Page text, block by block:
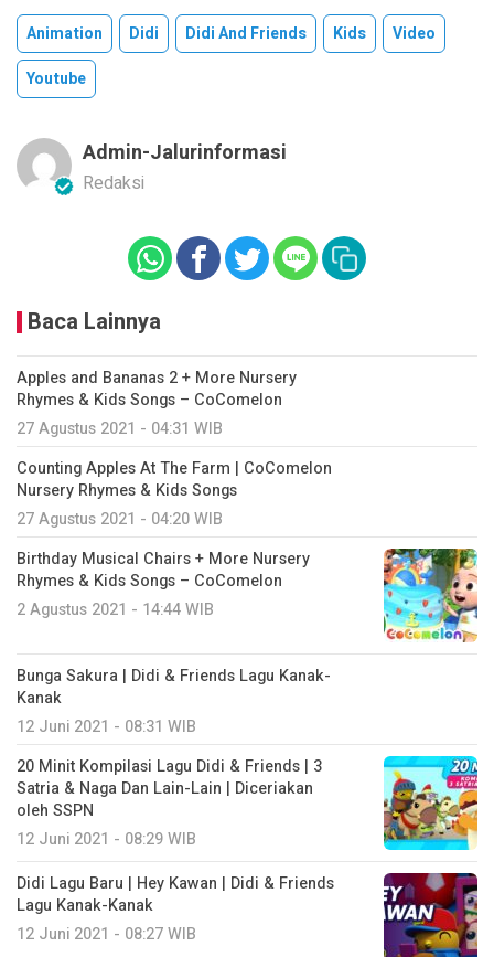
Animation Didi Didi And Friends Kids
Video
Youtube
Admin-Jalurinformasi
Redaksi
Baca Lainnya
Apples and Bananas 2 + More Nursery
Rhymes & Kids Songs – CoComelon
27 Agustus 2021 - 04:31 WIB
Counting Apples At The Farm | CoComelon
Nursery Rhymes & Kids Songs
27 Agustus 2021 - 04:20 WIB
Birthday Musical Chairs + More Nursery
Rhymes & Kids Songs – CoComelon
2 Agustus 2021 - 14:44 WIB
Bunga Sakura | Didi & Friends Lagu Kanak-
Kanak
12 Juni 2021 - 08:31 WIB
20 Minit Kompilasi Lagu Didi & Friends | 3
Satria & Naga Dan Lain-Lain | Diceriakan
oleh SSPN
12 Juni 2021 - 08:29 WIB
Didi Lagu Baru | Hey Kawan | Didi & Friends
Lagu Kanak-Kanak
12 Juni 2021 - 08:27 WIB